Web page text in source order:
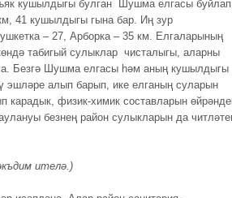
кушылдыгы булган Шушма елгасы буйлап
41 кушылдыгы гына бар. Иң зур
– 27, Арборка – 35 км. Елгаларының
табигый сулыклар чисталыгы, аларны
Безгә Шушма елгасы һәм аның кушылдыгы
эшләре алып барып, ике елганың суларын
карадык, физик-химик составларын
безнең район сулыкларын да
ъдим ителә.)